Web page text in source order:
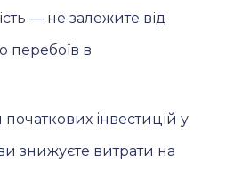
— не залежите від
перебоїв в
інвестицій у
знижуєте витрати на